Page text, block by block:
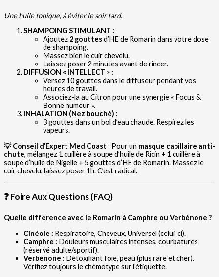
Une huile tonique, à éviter le soir tard.
SHAMPOING STIMULANT :
Ajoutez 2 gouttesd’HE de Romarin dans votre dose
de shampoing.
Massez bien le cuir chevelu.
Laissez poser 2 minutes avant de rincer.
DIFFUSION « INTELLECT » :
Versez 10 gouttes dans le diffuseur pendant vos
heures de travail.
Associez-la au Citron pour une synergie « Focus &
Bonne humeur ».
INHALATION (Nez bouché) :
3 gouttes dans un bol d’eau chaude. Respirez les
vapeurs.
💡 Conseil d’Expert Med Coast : Pour un masque capillaire anti-
chute, mélangez 1 cuillère à soupe d’huile de Ricin + 1 cuillère à
soupe d’huile de Nigelle + 5 gouttes d’HE de Romarin. Massez le
cuir chevelu, laissez poser 1h. C’est radical.
❓ Foire Aux Questions (FAQ)
Quelle différence avec le Romarin à Camphre ou Verbénone ?
Cinéole : Respiratoire, Cheveux, Universel (celui-ci).
Camphre : Douleurs musculaires intenses, courbatures
(réservé adulte/sportif).
Verbénone : Détoxifiant foie, peau (plus rare et cher).
Vérifiez toujours le chémotype sur l’étiquette.